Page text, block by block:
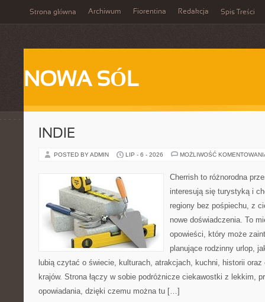
Strona główna Archiwum Fiorentina Redakcja Spis Treści
NOWA SÓL
INDIE
POSTED BY ADMIN LIP - 6 - 2026 MOŻLIWOŚĆ
Cherrish to różnorodna
interesują się turystyką i
regiony bez pośpiechu, z
nowe doświadczenia. To
opowieści, który może
planujące rodzinny urlop,
lubią czytać o świecie, kulturach, atrakcjach, kuchni, historii
krajów. Strona łączy w sobie podróżnicze ciekawostki z lekkim,
opowiadania, dzięki czemu można tu […]